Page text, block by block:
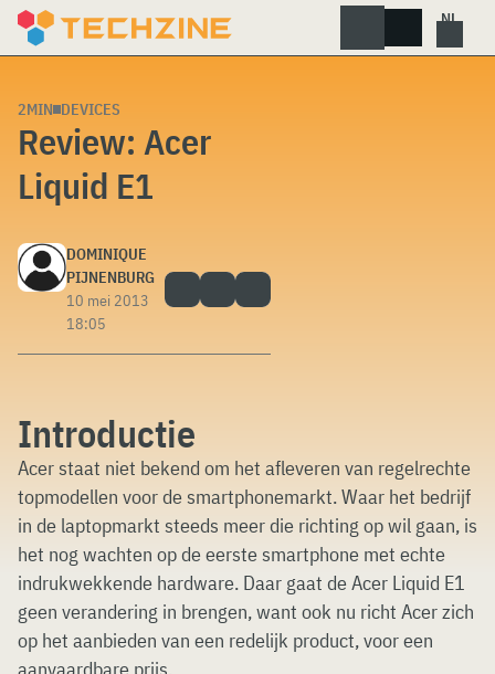
Skip
2MIN DEVICES
Review: Acer
Liquid E1
DOMINIQUE
PIJNENBURG
10 mei 2013
18:05
Introductie
Acer staat niet bekend om het afleveren van regelrechte
topmodellen voor de smartphonemarkt. Waar het bedrijf
in de laptopmarkt steeds meer die richting op wil gaan, is
het nog wachten op de eerste smartphone met echte
indrukwekkende hardware. Daar gaat de Acer Liquid E1
geen verandering in brengen, want ook nu richt Acer zich
op het aanbieden van een redelijk product, voor een